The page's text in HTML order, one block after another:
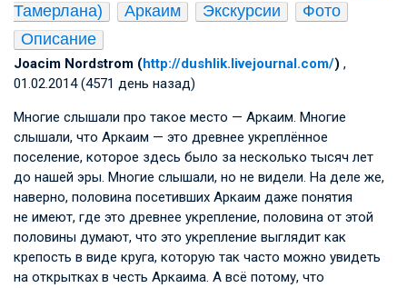
Тамерлана)
Аркаим Экскурсии
Фото
Описание
Joacim Nordstrom (http://dushlik.livejournal.com/) ,
01.02.2014 (4571 день назад)
Многие слышали про такое место — Аркаим. Многие
слышали, что Аркаим — это древнее укреплённое
поселение, которое здесь было за несколько тысяч лет
до нашей эры. Многие слышали, но не видели. На деле же,
наверно, половина посетивших Аркаим даже понятия
не имеют, где это древнее укрепление, половина от этой
половины думают, что это укрепление выглядит как
крепость в виде круга, которую так часто можно увидеть
на открытках в честь Аркаима. А всё потому, что